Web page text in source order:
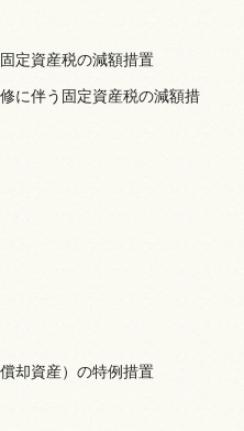
定資産税の減額措置
に伴う固定資産税の減額措
却資産）の特例措置